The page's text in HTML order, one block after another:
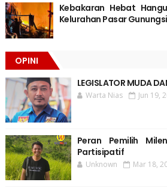
Kebakaran Hebat
Kelurahan Pasar
OPINI
LEGISLATOR MUDA
Warta Nias Jun 19,
Peran Pemilih
Partisipatif
Unknown Mar 18,